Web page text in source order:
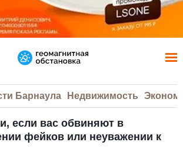
Барнаула Недвижимость
если вас обвиняют в
фейков или неуважении к